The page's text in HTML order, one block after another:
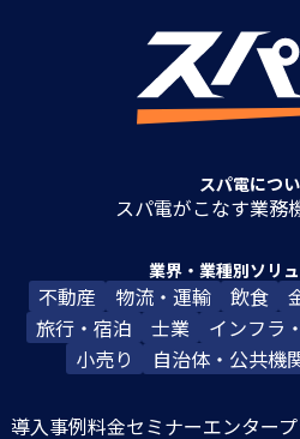
スパ電につ
スパ電がこなす業務
業界・業種別ソリ
不動産 物流・運輸 飲食
旅行・宿泊
士業 インフラ
小売り
自治体・公共機
導入事例料金セミナーエンター